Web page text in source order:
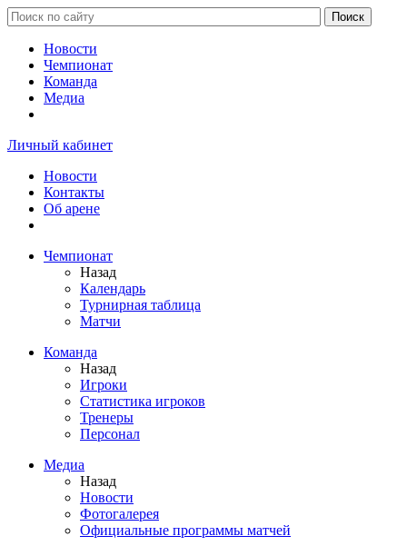
Новости
Чемпионат
Команда
Медиа
Личный кабинет
Новости
Контакты
Об арене
Чемпионат
Назад
Календарь
Турнирная таблица
Матчи
Команда
Назад
Игроки
Статистика игроков
Тренеры
Персонал
Медиа
Назад
Новости
Фотогалерея
Официальные программы матчей